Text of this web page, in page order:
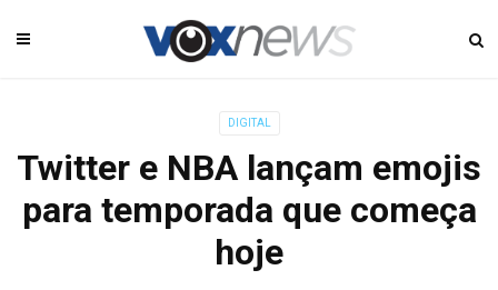
DIGITAL
Twitter e NBA lançam emojis
para temporada que começa
hoje